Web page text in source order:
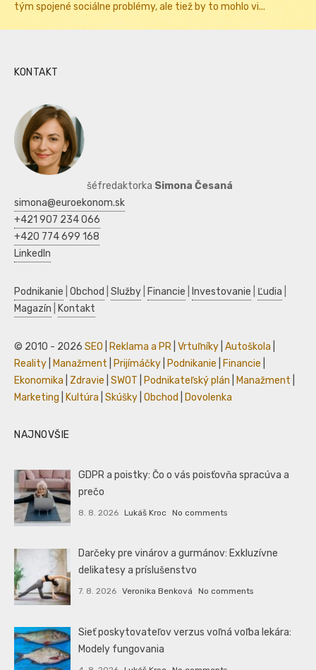
tým spojené sociálne problémy, ale tiež by to mohlo vi...
KONTAKT
šéfredaktorka Simona Česaná
simona@euroekonom.sk
+421 907 234 066
+420 774 699 168
LinkedIn
Podnikanie Obchod Služby Financie Investovanie Ľudia
Magazín
Kontakt
© 2010 - 2026 SEO Reklama a PR Vrtuľníky Autoškola
Reality
Manažment Prijímáčky Podnikanie Financie
Ekonomika
Zdravie SWOT Podnikateľský plán Manažment
Marketing
Kultúra Skúšky Obchod Dovolenka
NAJNOVŠIE
GDPR a poistky: Čo o vás poisťovňa spracúva a
prečo
8. 8. 2026 Lukáš Kroc No comments
Darčeky pre vinárov a gurmánov: Exkluzívne
delikatesy a príslušenstvo
7. 8. 2026 Veronika Benková No comments
Sieť poskytovateľov verzus voľná voľba lekára:
Modely fungovania